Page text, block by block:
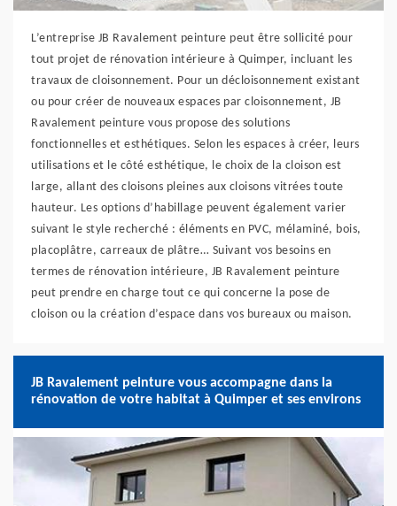
L’entreprise JB Ravalement peinture peut être sollicité pour
tout projet de rénovation intérieure à Quimper, incluant les
travaux de cloisonnement. Pour un décloisonnement existant
ou pour créer de nouveaux espaces par cloisonnement, JB
Ravalement peinture vous propose des solutions
fonctionnelles et esthétiques. Selon les espaces à créer, leurs
utilisations et le côté esthétique, le choix de la cloison est
large, allant des cloisons pleines aux cloisons vitrées toute
hauteur. Les options d’habillage peuvent également varier
suivant le style recherché : éléments en PVC, mélaminé, bois,
placoplâtre, carreaux de plâtre… Suivant vos besoins en
termes de rénovation intérieure, JB Ravalement peinture
peut prendre en charge tout ce qui concerne la pose de
cloison ou la création d’espace dans vos bureaux ou maison.
JB Ravalement peinture vous accompagne dans la
rénovation de votre habitat à Quimper et ses environs